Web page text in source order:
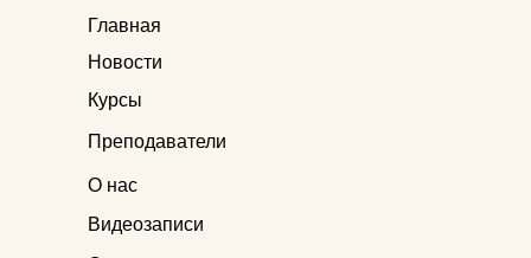
Главная
Новости
Курсы
Преподаватели
Видеозаписи
О нас